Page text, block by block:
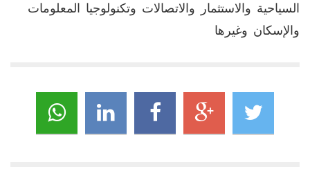
السياحية والاستثمار والاتصالات وتكنولوجيا المعلومات
والإسكان وغيرها